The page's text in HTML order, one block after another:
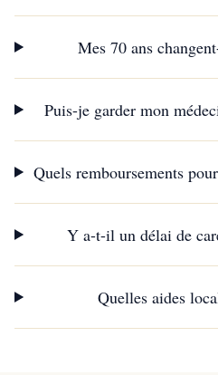
Mes 70 ans
Puis-je garder mon
Quels remboursements
Y a-t-il un délai de
Quelles aides